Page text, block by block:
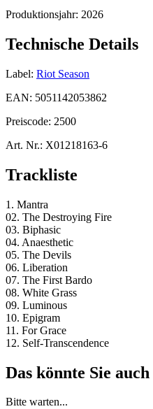
Produktionsjahr: 2026
Technische Details
Label: Riot Season
EAN: 5051142053862
Preiscode: 2500
Art. Nr.: X01218163-6
Trackliste
1. Mantra
02. The Destroying Fire
03. Biphasic
04. Anaesthetic
05. The Devils
06. Liberation
07. The First Bardo
08. White Grass
09. Luminous
10. Epigram
11. For Grace
12. Self-Transcendence
Das könnte Sie
Bitte warten...